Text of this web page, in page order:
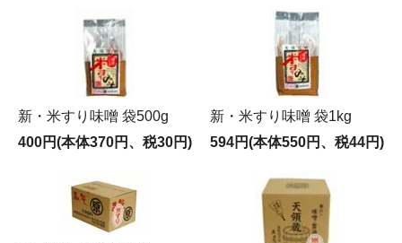
新・米すり味噌 袋500g
400円(本体370円、税30円)
新・米すり味噌 袋1kg
594円(本体550円、税44円)